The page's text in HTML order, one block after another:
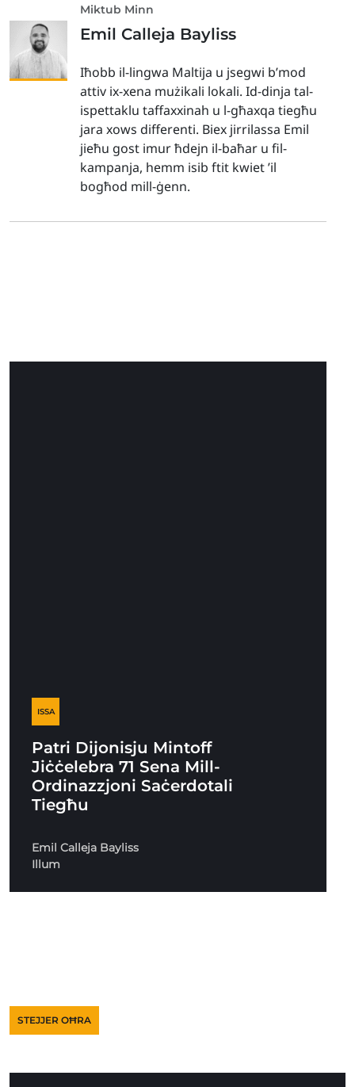
Miktub Minn
Emil Calleja Bayliss
Iħobb il-lingwa Maltija u jsegwi b’mod
attiv ix-xena mużikali lokali. Id-dinja tal-
ispettaklu taffaxxinah u l-għaxqa tiegħu
jara xows differenti. Biex jirrilassa Emil
jieħu gost imur ħdejn il-baħar u fil-
kampanja, hemm isib ftit kwiet ’il
bogħod mill-ġenn.
ISSA
Patri Dijonisju Mintoff
Jiċċelebra 71 Sena Mill-
Ordinazzjoni Saċerdotali
Tiegħu
Emil Calleja Bayliss
Illum
STEJJER OĦRA